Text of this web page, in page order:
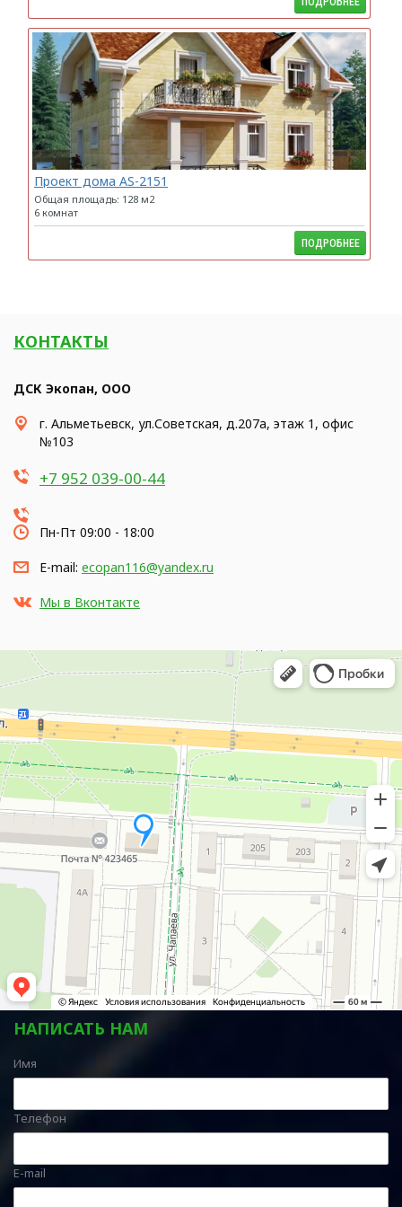
Проект дома AS-2151
Общая площадь: 128 м2
6 комнат
ПОДРОБНЕЕ
КОНТАКТЫ
ДСК Экопан, ООО
г. Альметьевск, ул.Советская, д.207а, этаж 1, офис
№103
+7 952 039-00-44
Пн-Пт 09:00 - 18:00
E-mail: ecopan116@yandex.ru
Мы в Вконтакте
НАПИСАТЬ НАМ
Имя
Телефон
E-mail